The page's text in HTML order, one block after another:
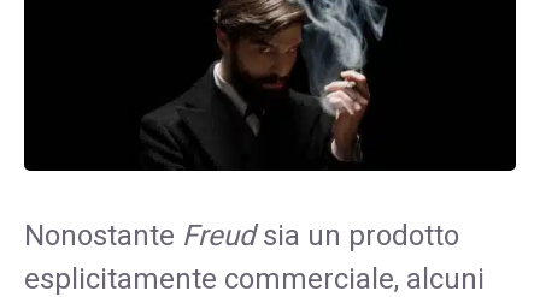
Nonostante Freudsia un prodotto
esplicitamente commerciale, alcuni